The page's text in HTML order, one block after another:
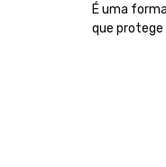
É uma
que